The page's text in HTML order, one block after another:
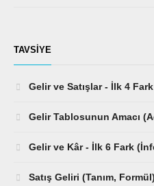
TAVSIYE
Gelir ve Satışlar - İlk 4
Gelir Tablosunun Amacı
Gelir ve Kâr - İlk 6 Fark
Satış Geliri (Tanım,